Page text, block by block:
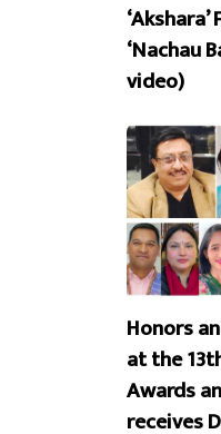
‘Nachau
video)
Honors
at the
Awards
receives